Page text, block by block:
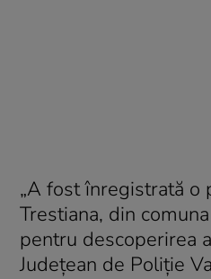
„A fost înregistrată o
Trestiana, din
pentru descoperirea
Județean de Poliție